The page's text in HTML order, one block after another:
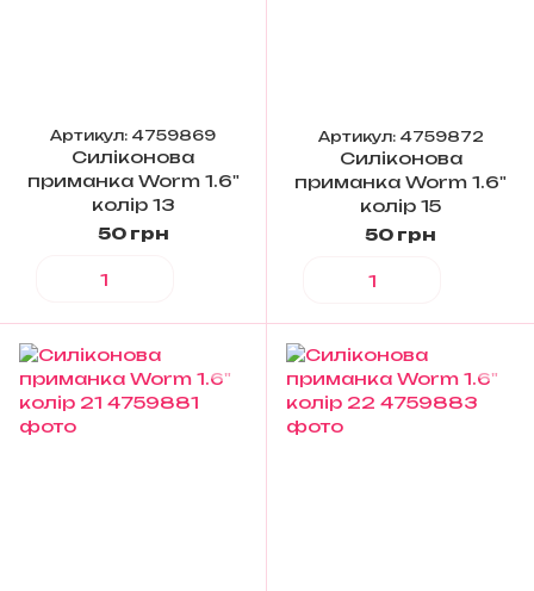
Артикул: 4759869
Силіконова
приманка Worm 1.6"
колір 13
50 грн
Артикул: 4759872
Силіконова
приманка Worm 1.6"
колір 15
50 грн